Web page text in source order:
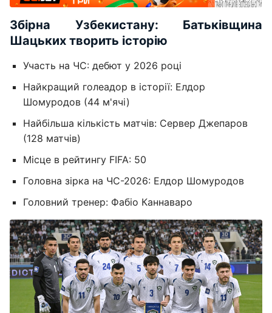
Збірна Узбекистану: Батьківщина
Шацьких творить історію
Участь на ЧС: дебют у 2026 році
Найкращий голеадор в історії: Елдор
Шомуродов (44 м'ячі)
Найбільша кількість матчів: Сервер Джепаров
(128 матчів)
Місце в рейтингу FIFA: 50
Головна зірка на ЧС-2026: Елдор Шомуродов
Головний тренер: Фабіо Каннаваро